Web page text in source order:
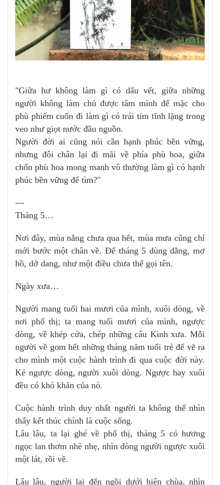
"Giữa hư không làm gì có dấu vết, giữa những
người không làm chủ được tâm mình để mặc cho
phù phiếm cuốn đi làm gì có trái tim tĩnh lặng trong
veo như giọt nước đầu nguồn.
Người đời ai cũng nói cần hạnh phúc bền vững,
nhưng đôi chân lại đi mãi về phía phù hoa, giữa
chốn phù hoa mong manh vô thường làm gì có hạnh
phúc bền vững để tìm?"
---
Tháng 5…
Nơi đây, mùa nắng chưa qua hết, mùa mưa cũng chỉ
mới bước một chân về. Để tháng 5 dùng dằng, mơ
hồ, dở dang, như một điều chưa thể gọi tên.
Ngày xưa…
Người mang tuổi hai mươi của mình, xuôi dòng, về
nơi phố thị; ta mang tuổi mươi của mình, ngược
dòng, về khép cửa, chép những câu Kinh xưa. Mỗi
người về gom hết những tháng năm tuổi trẻ để vẽ ra
cho mình một cuộc hành trình đi qua cuộc đời này.
Kẻ ngược dòng, người xuôi dòng. Ngược hay xuôi
đều có khó khăn của nó.
Cuộc hành trình duy nhất người ta không thể nhìn
thấy kết thúc chính là cuộc sống.
Lâu lâu, ta lại ghé về phố thị, tháng 5 có hương
ngọc lan thơm nhè nhẹ, nhìn dòng người ngược xuôi
một lát, rồi về.
Lâu lâu, người lại đến ngồi dưới hiên chùa, nhìn